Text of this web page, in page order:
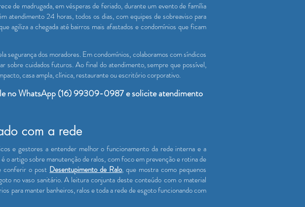
de madrugada, em vésperas de feriado, durante um evento de família
atendimento 24 horas, todos os dias, com equipes de sobreaviso para
agiliza a chegada até bairros mais afastados e condomínios que ficam
segurança dos moradores. Em condomínios, colaboramos com síndicos
sobre cuidados futuros. Ao final do atendimento, sempre que possível,
casa ampla, clínica, restaurante ou escritório corporativo.
no WhatsApp (16) 99309-0987 e solicite atendimento
com a rede
e gestores a entender melhor o funcionamento da rede interna e a
artigo sobre manutenção de ralos, com foco em prevenção e rotina de
conferir o post Desentupimento de Ralo, que mostra como pequenos
no vaso sanitário. A leitura conjunta deste conteúdo com o material
para manter banheiros, ralos e toda a rede de esgoto funcionando com